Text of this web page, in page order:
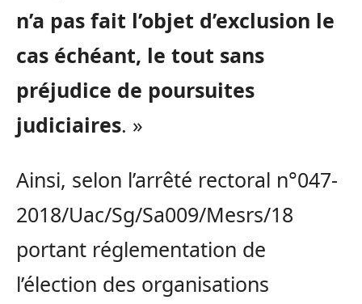
n’a pas fait l’objet d’exclusion le
cas échéant, le tout sans
préjudice de poursuites
judiciaires. »
Ainsi, selon l’arrêté rectoral n°047-
2018/Uac/Sg/Sa009/Mesrs/18
portant réglementation de
l’élection des organisations